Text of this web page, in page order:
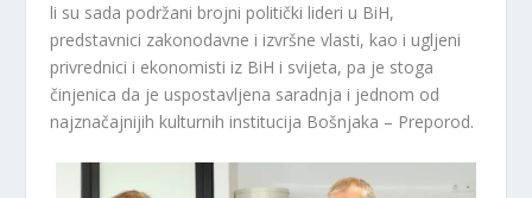
li su sada podržani brojni politički lideri u BiH,
predstavnici zakonodavne i izvršne vlasti, kao i ugljeni
privrednici i ekonomisti iz BiH i svijeta, pa je stoga
činjenica da je uspostavljena saradnja i jednom od
najznačajnijih kulturnih institucija Bošnjaka – Preporod.